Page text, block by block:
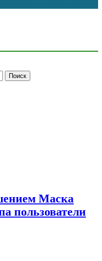
Маска
пользователи